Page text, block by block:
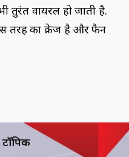
तुरंत वायरल हो जाती है.
तरह का क्रेज है और फैन